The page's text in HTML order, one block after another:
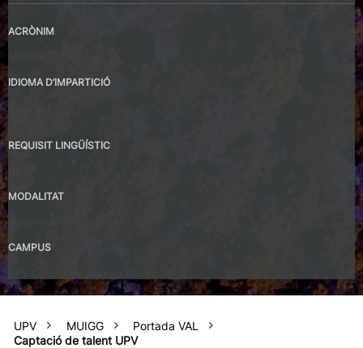
ACRÒNIM
IDIOMA D’IMPARTICIÓ
REQUISIT LINGÜÍSTIC
MODALITAT
CAMPUS
UPV MUIGG
Portada VAL
Captació de talent UPV